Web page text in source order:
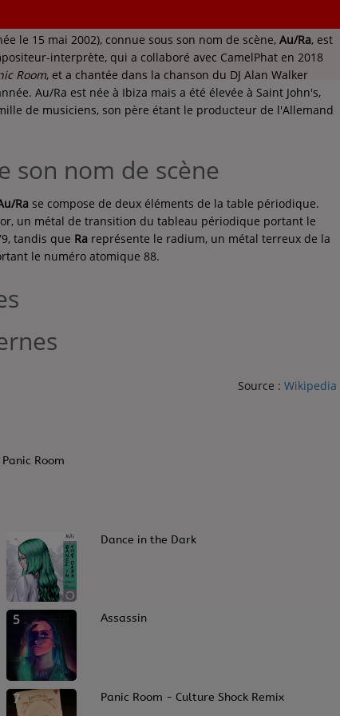
le 15 mai 2002), connue sous son nom de scène,Au/Ra, est
interprète, qui a collaboré avec CamelPhat en 2018
Room, et a chantée dans la chanson du DJ Alan Walker
Au/Ra est née à Ibiza mais a été élevée à Saint John's,
de musiciens, son père étant le producteur de l'Allemand
son nom de scène
Ra se compose de deux éléments de la table périodique.
un métal de transition du tableau périodique portant le
tandis que Ra représente le radium, un métal terreux de la
le numéro atomique 88.
Source :Wikipedia
Panic Room
3 Dance in the Dark
5 Assassin
7 Panic Room - Culture Shock Remix